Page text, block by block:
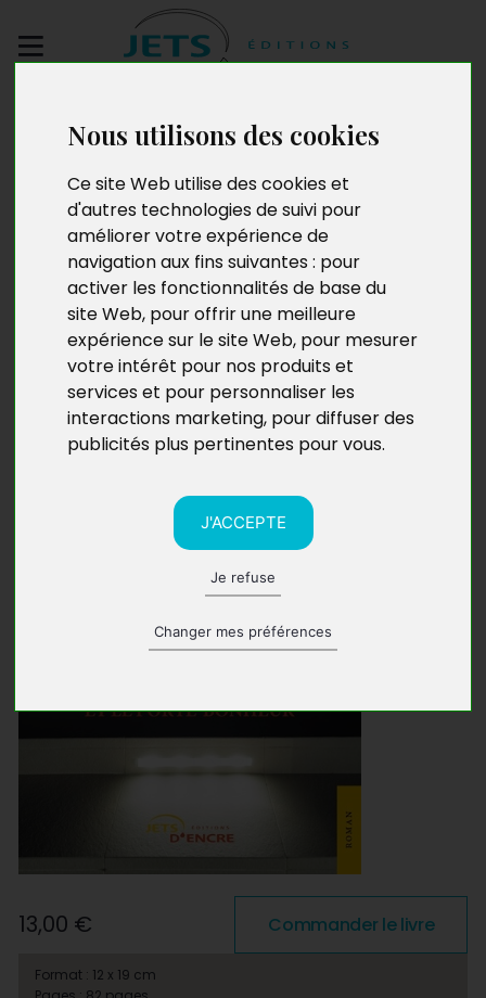
Nous utilisons des cookies
Ce site Web utilise des cookies et
d'autres technologies de suivi pour
améliorer votre expérience de
navigation aux fins suivantes : pour
activer les fonctionnalités de base du
site Web, pour offrir une meilleure
expérience sur le site Web, pour mesurer
votre intérêt pour nos produits et
services et pour personnaliser les
interactions marketing, pour diffuser des
publicités plus pertinentes pour vous.
J'ACCEPTE
Je refuse
Changer mes préférences
manuscrit
Zako et le porte-
bonheur
13,00 € Commander le livre
Format : 12 x 19 cm